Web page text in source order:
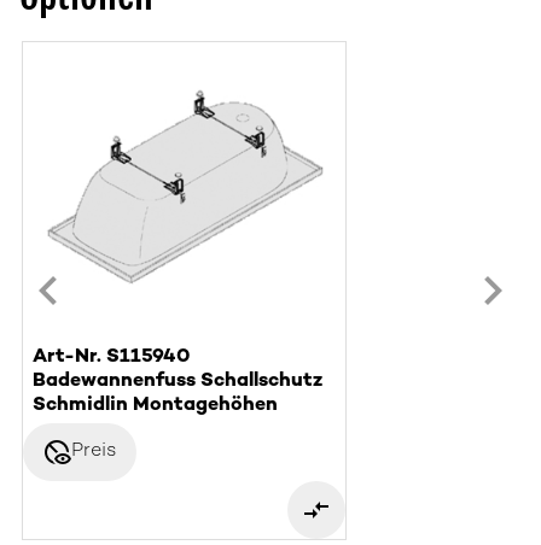
Art-Nr. S115940
Badewannenfuss Schallschutz
Schmidlin Montagehöhen
disabled_visiblePreis